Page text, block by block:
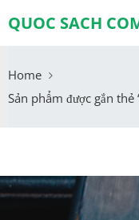
QUOC SACH
Home
Sản phẩm được gắn